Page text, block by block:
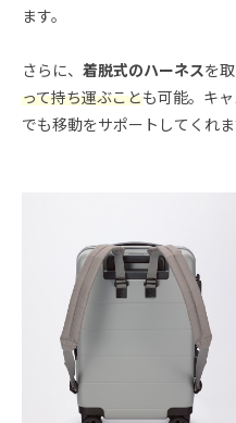
ます。
さらに、 着脱式のハーネスを
って持ち運ぶことも可能。キ
でも移動をサポートしてくれま